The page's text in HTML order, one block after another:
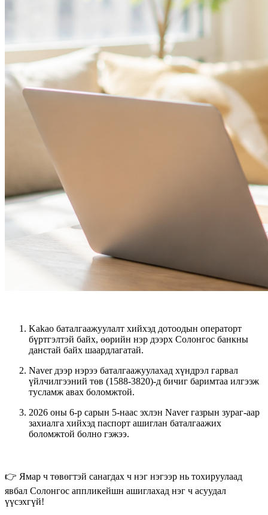
Kakao баталгаажуулалт хийхэд дотоодын операторт
бүртгэлтэй байх, өөрийн нэр дээрх Солонгос банкны
данстай байх шаардлагатай.
Naver дээр нэрээ баталгаажуулахад хүндрэл гарвал
үйлчилгээний төв (1588-3820)-д бичиг баримтаа илгээж
тусламж авах боломжтой.
2026 оны 6-р сарын 5-наас эхлэн Naver газрын зураг-аар
захиалга хийхэд паспорт ашиглан баталгаажих
боломжтой болно гэжээ.
👉 Ямар ч төвөгтэй санагдах ч нэг нэгээр нь тохируулаад
явбал Солонгос аппликейшн ашиглахад нэг ч асуудал
үүсэхгүй!